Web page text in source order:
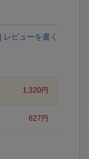
| レビューを書く
1,320円
627 円